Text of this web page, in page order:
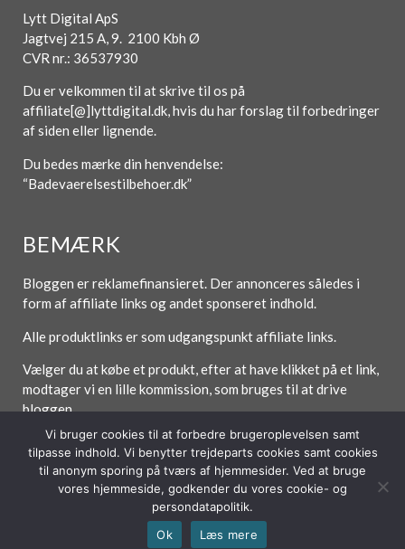
Lytt Digital ApS
Jagtvej 215 A, 9. 2100 Kbh Ø
CVR nr.: 36537930
Du er velkommen til at skrive til os på
affiliate[@]lyttdigital.dk, hvis du har forslag til forbedringer
af siden eller lignende.
Du bedes mærke din henvendelse:
“Badevaerelsestilbehoer.dk”
BEMÆRK
Bloggen er reklamefinansieret. Der annonceres således i
form af affiliate links og andet sponseret indhold.
Alle produktlinks er som udgangspunkt affiliate links.
Vælger du at købe et produkt, efter at have klikket på et link,
modtager vi en lille kommission, som bruges til at drive
bloggen.
Forside Om / Kontakt Betingelser
© 2026 Lytt Digital ApS
Vi bruger cookies til at forbedre brugeroplevelsen samt
tilpasse indhold. Vi benytter trejdeparts cookies samt cookies
til anonym sporing på tværs af hjemmesider. Ved at bruge
vores hjemmeside, godkender du vores cookie- og
persondatapolitik.
Ok
Læs mere